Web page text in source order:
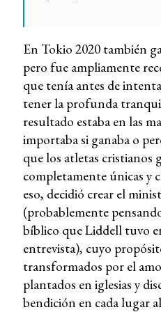
En Tokio 2020 también
pero fue ampliamente
que tenía antes de
tener la profunda
resultado estaba en las
importaba si ganaba o
que los atletas cristianos
completamente únicas y
eso, decidió crear el
(probablemente
bíblico que Liddell tuvo
entrevista), cuyo
transformados por el
plantados en iglesias y
bendición en cada lugar